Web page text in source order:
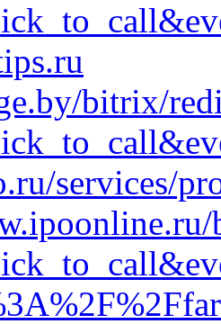
bitrix/
services/